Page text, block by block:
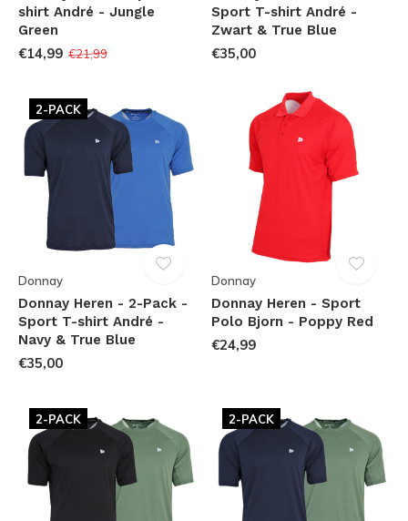
shirt André - Jungle
Green
€14,99 €21,99
Sport T-shirt André -
Zwart & True Blue
€35,00
2-PACK
Donnay
Donnay Heren - 2-Pack -
Sport T-shirt André -
Navy & True Blue
€35,00
Donnay
Donnay Heren - Sport
Polo Bjorn - Poppy Red
€24,99
2-PACK 2-PACK